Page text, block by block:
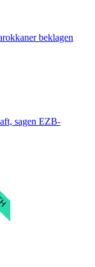
beklagen
sagen EZB-